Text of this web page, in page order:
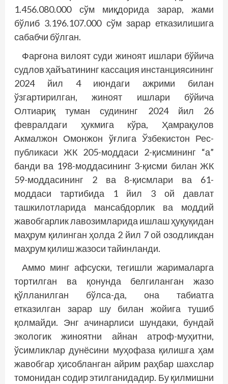
1.456.080.000 сўм миқдорида зарар, жами
бўлиб 3.196.107.000 сўм зарар етказилишига
сабабчи бўлган.
Фарғона вилоят суди жиноят ишлари бў­йича
судлов ҳайъатининг кассация инстанциясининг
2024 йил 4 июндаги ажрими билан
ўзгартирилган, жиноят ишлари бў­йича
Олтиариқ туман судининг 2024 йил 26
февралдаги ҳукмига кўра, Ҳамрақулов
Акмалжон Омонжон ўғлига Ўзбекистон Рес­
публикаси ЖК 205-моддаси 2-қисмининг “а”
банди ва 198-моддасининг 3-қисми билан ЖК
59-моддасининг 2 ва 8-қисмлари ва 61-
моддаси тартибида 1 йил 3 ой давлат
ташкилотларида мансабдорлик ва моддий
жавобгарлик лавозимларида ишлаш ҳуқуқидан
маҳрум қилинган ҳолда 2 йил 7 ой озодликдан
маҳрум қилиш жазоси тайинланди.
Аммо минг афсуски, тегишли жарималарга
тортилган ва қонунда белгиланган жазо
қўлланилган бўлса-да, она табиатга
етказилган зарар шу билан жойига тушиб
қолмайди. Энг ачинарлиси шундаки, бундай
экологик жиноятни айнан атроф-муҳитни,
ўсимликлар дунёсини муҳофаза қилишга ҳам
жавобгар ҳисобланган айрим раҳбар шахслар
томонидан содир этилганидадир. Бу қилмишни